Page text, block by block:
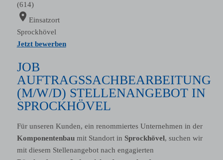
(614)
location_on Einsatzort
Sprockhövel
Jetzt bewerben
JOB
AUFTRAGSSACHBEARBEITUNG
(M/W/D) STELLENANGEBOT IN
SPROCKHÖVEL
Für unseren Kunden, ein renommiertes Unternehmen in der
Komponentenbau mit Standort in Sprockhövel, suchen wir
mit diesem Stellenangebot nach engagierten